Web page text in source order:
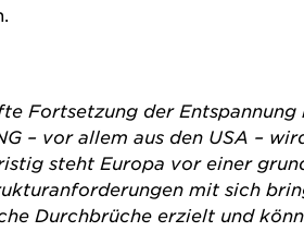
Fortsetzung der
– vor allem aus den USA –
steht Europa vor einer
mit sich
Durchbrüche erzielt und